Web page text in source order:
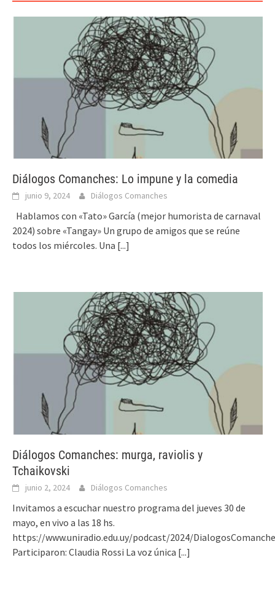
Diálogos Comanches: Lo impune y la comedia
junio 9, 2024 Diálogos Comanches
Hablamos con «Tato» García (mejor humorista de carnaval
2024) sobre «Tangay» Un grupo de amigos que se reúne
todos los miércoles. Una [...]
Diálogos Comanches: murga, raviolis y
Tchaikovski
junio 2, 2024 Diálogos Comanches
Invitamos a escuchar nuestro programa del jueves 30 de
mayo, en vivo a las 18 hs.
https://www.uniradio.edu.uy/podcast/2024/
Participaron: Claudia Rossi La voz única [...]